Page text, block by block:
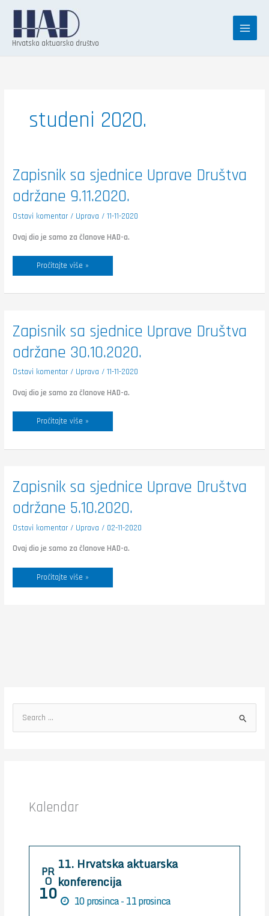
content
Hrvatsko aktuarsko društvo
studeni 2020.
Zapisnik sa sjednice Uprave Društva
održane 9.11.2020.
Ostavi komentar / Uprava /11-11-2020
Ovaj dio je samo za članove HAD-a.
Zapisnik
sa
Uprave
Društva
9.11.2020.
Pročitajte više »
Zapisnik sa sjednice Uprave Društva
održane 30.10.2020.
Ostavi komentar / Uprava /11-11-2020
Ovaj dio je samo za članove HAD-a.
Zapisnik
sa
sjednice
Uprave
Društva
30.10.2020.
Pročitajte više »
Zapisnik sa sjednice Uprave Društva
održane 5.10.2020.
Ostavi komentar / Uprava / 02-11-2020
Ovaj dio je samo za članove HAD-a.
Zapisnik
sa
sjednice
Uprave
Društva
5.10.2020.
Pročitajte više »
e
Kalendar
PR
O
10
11. Hrvatska aktuarska
konferencija
10 prosinca - 11 prosinca
K
t